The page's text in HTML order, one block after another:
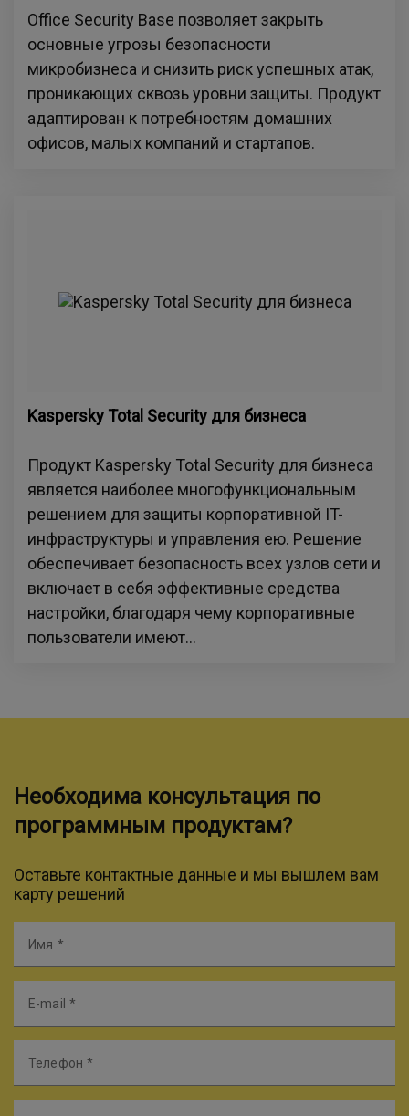
Office Security Base позволяет закрыть
основные угрозы безопасности
микробизнеса и снизить риск успешных атак,
проникающих сквозь уровни защиты. Продукт
адаптирован к потребностям домашних
офисов, малых компаний и стартапов.
Kaspersky Total Security для бизнеса
Продукт Kaspersky Total Security для бизнеса
является наиболее многофункциональным
решением для защиты корпоративной IT-
инфраструктуры и управления ею. Решение
обеспечивает безопасность всех узлов сети и
включает в себя эффективные средства
настройки, благодаря чему корпоративные
пользователи имеют...
Необходима консультация по
программным продуктам?
Оставьте контактные данные и мы вышлем вам
карту решений
Имя
E-mail
Телефон